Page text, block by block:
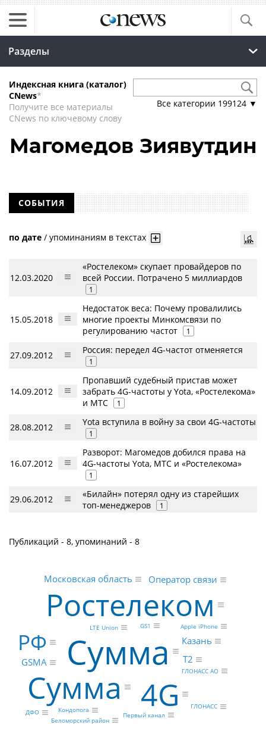
Разделы
Индексная книга (каталог)
CNews*
Получите все материалы
CNews по ключевому слову
Все категории 199124 ▼
Магомедов Зиявутдин
СОБЫТИЯ
по дате / упоминаниям в текстах
12.03.2020
«Ростелеком» скупает провайдеров по
всей России. Потрачено 5 миллиардов
1
15.05.2018
Недостаток веса: Почему провалились
многие проекты Минкомсвязи по
регулированию частот
1
27.09.2012 Россия: передел 4G-частот отменяется
1
14.09.2012
Пропавший судебный пристав может
забрать 4G-частоты у Yota, «Ростелекома»
и МТС
1
28.08.2012 Yota вступила в войну за свои 4G-частоты
1
16.07.2012
Разворот: Магомедов добился права на
4G-частоты Yota, МТС и «Ростелекома»
1
29.06.2012
«Билайн» потерял одну из старейших
топ-менеджеров
1
Публикаций - 8, упоминаний - 8
Сумма
Ростелеком
Сумма 4G
РФ
Т2
GSMA
Оператор связи
Московская область
Казань
GS1
LTE Union Apple iPhone
ГЛОНАСС
ГЛОНАСС АО
ДФО
Кондопога
Беломорский район
Первый канал